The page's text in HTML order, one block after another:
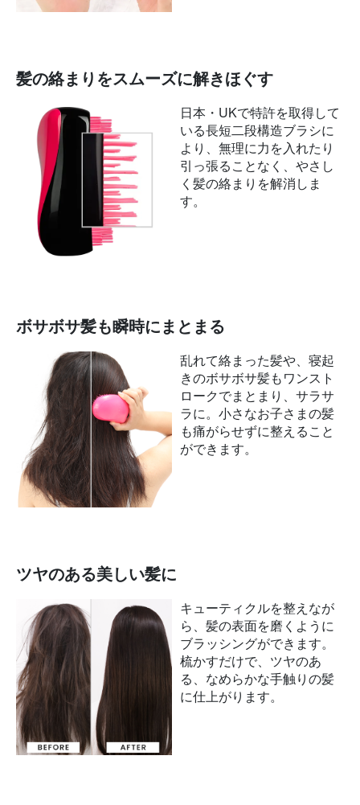
髪の絡まりをスムーズに解きほぐす
日本・UKで特許を取得して
いる長短二段構造ブラシに
より、無理に力を入れたり
引っ張ることなく、やさし
く髪の絡まりを解消しま
す。
ボサボサ髪も瞬時にまとまる
乱れて絡まった髪や、寝起
きのボサボサ髪もワンスト
ロークでまとまり、サラサ
ラに。小さなお子さまの髪
も痛がらせずに整えること
ができます。
ツヤのある美しい髪に
キューティクルを整えなが
ら、髪の表面を磨くように
ブラッシングができます。
梳かすだけで、ツヤのあ
る、なめらかな手触りの髪
に仕上がります。